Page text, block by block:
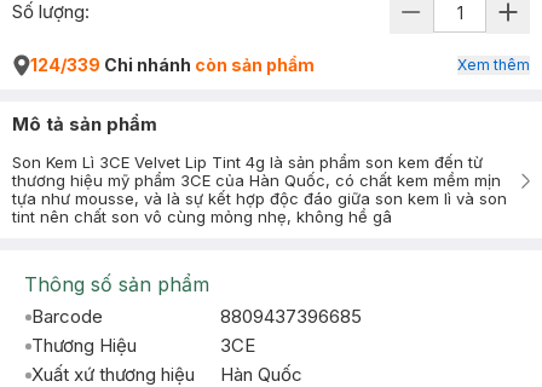
Số lượng:
124/339 Chi nhánh còn sản phẩm Xem thêm
Mô tả sản phẩm
Son Kem Lì 3CE Velvet Lip Tint 4g là sản phẩm son kem đến từ
thương hiệu mỹ phẩm 3CE của Hàn Quốc, có chất kem mềm mịn
tựa như mousse, và là sự kết hợp độc đáo giữa son kem lì và son
tint nên chất son vô cùng mỏng nhẹ, không hề gâ
Thông số sản phẩm
Barcode
8809437396685
Thương Hiệu
3CE
Xuất xứ thương hiệu
Hàn Quốc